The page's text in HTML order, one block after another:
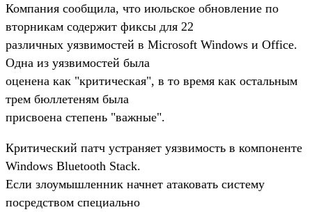
Компания сообщила, что июльское обновление по
вторникам содержит фиксы для 22
различных уязвимостей в Microsoft Windows и Office.
Одна из уязвимостей была
оценена как "критическая", в то время как остальным
трем бюллетеням была
присвоена степень "важные".
Критический патч устраняет уязвимость в компоненте
Windows Bluetooth Stack.
Если злоумышленник начнет атаковать систему
посредством специально